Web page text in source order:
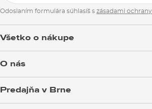
Odoslaním formulára súhlasíš s zásadami
Všetko o nákupe
Výmena a vrátenie tovaru
Reklamácie
O nás
Predajňa v Brne